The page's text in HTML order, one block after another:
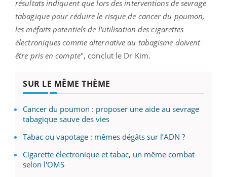
résultats indiquent que lors des interventions de sevrage
tabagique pour réduire le risque de cancer du poumon,
les méfaits potentiels de l'utilisation des cigarettes
électroniques comme alternative au tabagisme doivent
être pris en compte", conclut le Dr Kim.
SUR LE MÊME THÈME
Cancer du poumon : proposer une aide au sevrage
tabagique sauve des vies
Tabac ou vapotage : mêmes dégâts sur l’ADN ?
Cigarette électronique et tabac, un même combat
selon l'OMS